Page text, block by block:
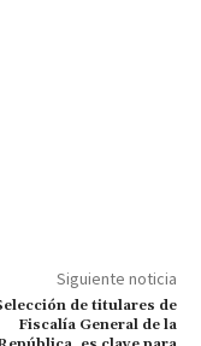
Siguiente noticia
de titulares de
Fiscalía General de la